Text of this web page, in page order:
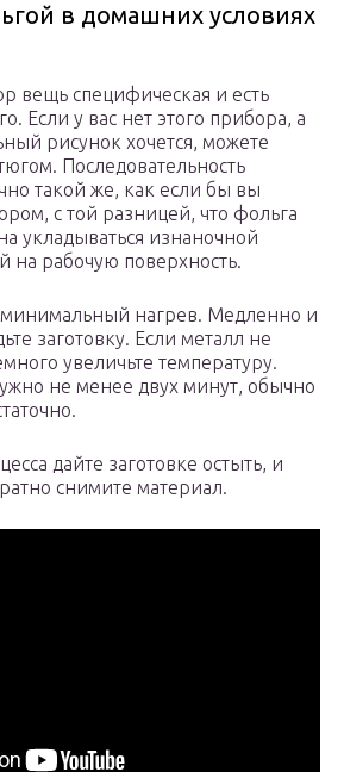
в домашних условиях
вещь специфическая и есть
Если у вас нет этого прибора, а
рисунок хочется, можете
Последовательность
такой же, как если бы вы
с той разницей, что фольга
укладываться изнаночной
на рабочую поверхность.
минимальный нагрев. Медленно и
заготовку. Если металл не
увеличьте температуру.
не менее двух минут, обычно
дайте заготовке остыть, и
снимите материал.